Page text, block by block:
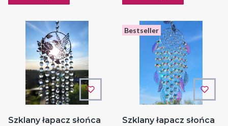
Szklany łapacz słońca
Bestseller
Szklany łapacz słońca